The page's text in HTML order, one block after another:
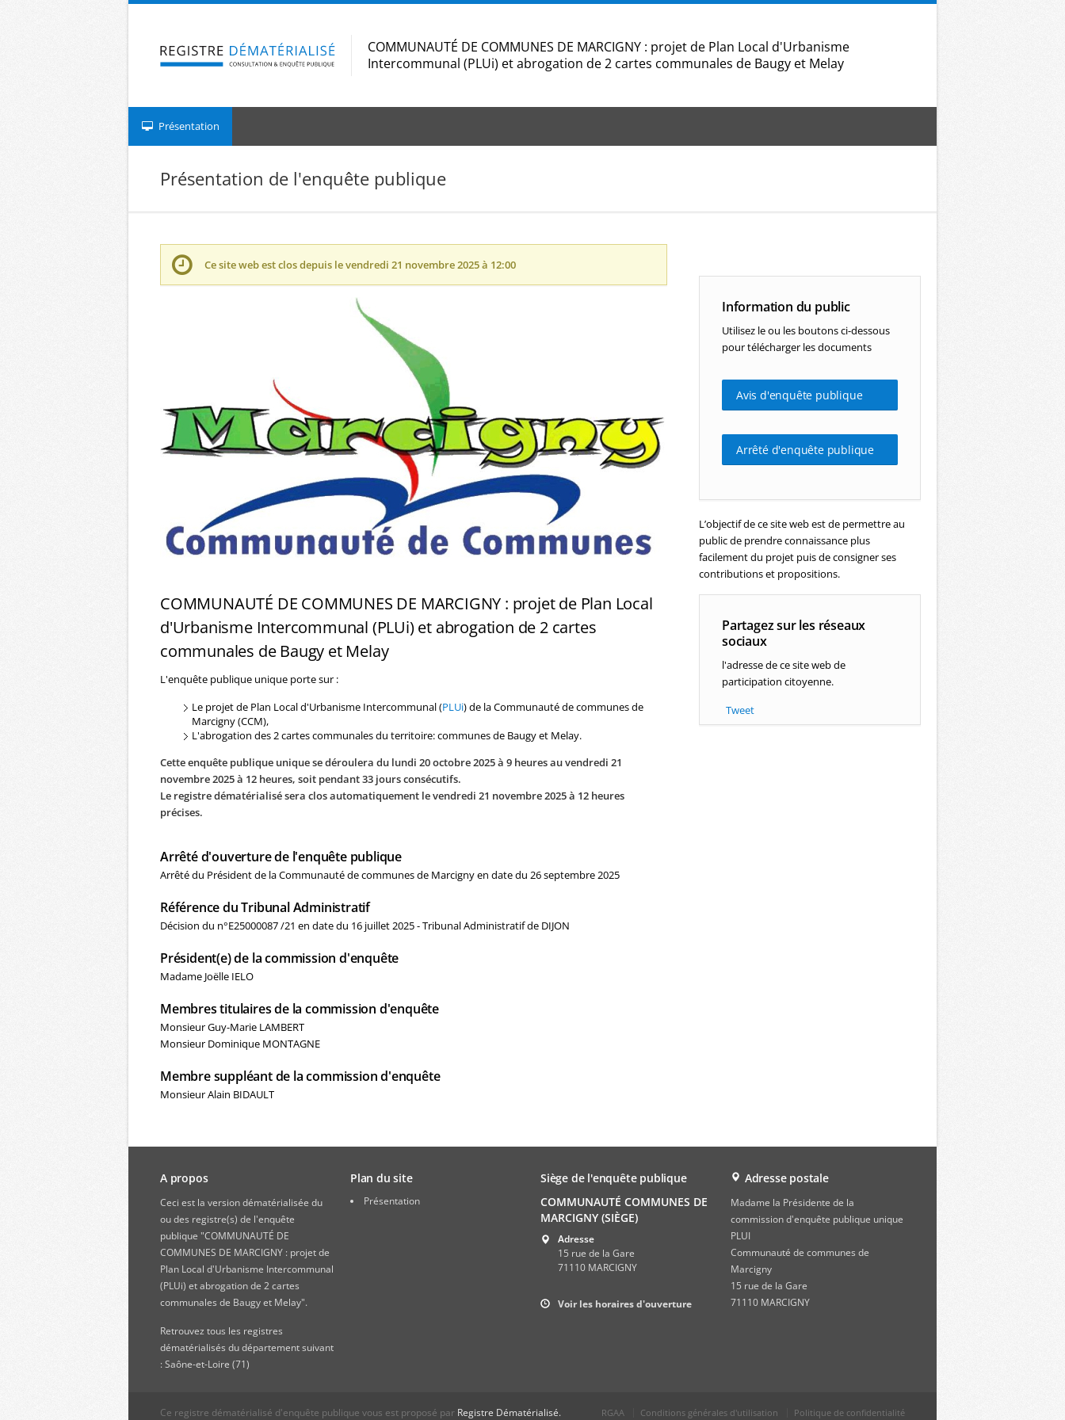
Aller au contenu
COMMUNAUTÉ DE COMMUNES DE MARCIGNY : projet de Plan Local d'Urbanisme
Intercommunal (PLUi) et abrogation de 2 cartes communales de Baugy et Melay
Présentation
Présentation de l'enquête publique
Ce site web est clos depuis levendredi 21 novembre 2025 à 12:00
COMMUNAUTÉ DE COMMUNES DE MARCIGNY : projet de Plan Local
d'Urbanisme Intercommunal (PLUi) et abrogation de 2 cartes
communales de Baugy et Melay
L'enquête publique unique porte sur :
Le projet de Plan Local d'Urbanisme Intercommunal (PLUi) de la Communauté de communes de
Marcigny (CCM),
L'abrogation des 2 cartes communales du territoire: communes de Baugy et Melay.
Cette enquête publique unique se déroulera du lundi 20 octobre 2025 à 9 heures au vendredi 21
novembre 2025 à 12 heures, soit pendant 33 jours consécutifs.
Le registre dématérialisé sera clos automatiquement le vendredi 21 novembre 2025 à 12 heures
précises.
Arrêté d'ouverture de l'enquête publique
Arrêté du Président de la Communauté de communes de Marcigny en date du 26 septembre 2025
Référence du Tribunal Administratif
Décision du n°E25000087 /21 en date du 16 juillet 2025 - Tribunal Administratif de DIJON
Président(e) de la commission d'enquête
Madame Joëlle IELO
Membres titulaires de la commission d'enquête
Monsieur Guy-Marie LAMBERT
Monsieur Dominique MONTAGNE
Membre suppléant de la commission d'enquête
Monsieur Alain BIDAULT
Information du public
Utilisez le ou les boutons ci-dessous
pour télécharger les documents
Avis d'enquête publique
Arrêté d'enquête publique
L’objectif de ce site web est de permettre au
public de prendre connaissance plus
facilement du projet puis de consigner ses
contributions et propositions.
Partagez sur les réseaux
sociaux
l'adresse de ce site web de
participation citoyenne.
Tweet
A propos
Ceci est la version dématérialisée du
ou des registre(s) de l'enquête
publique "COMMUNAUTÉ DE
COMMUNES DE MARCIGNY : projet de
Plan Local d'Urbanisme Intercommunal
(PLUi) et abrogation de 2 cartes
communales de Baugy et Melay".
Retrouvez tous les registres
dématérialisés du département suivant
: Saône-et-Loire (71)
Plan du site
Présentation
Siège de l'enquête publique
COMMUNAUTÉ COMMUNES DE
MARCIGNY (SIÈGE)
Adresse
15 rue de la Gare
71110 MARCIGNY
Voir les horaires d'ouverture
Adresse postale
Madame la Présidente de la
commission d'enquête publique unique
PLUI
Communauté de communes de
Marcigny
15 rue de la Gare
71110 MARCIGNY
Ce registre dématérialisé d'enquête publique vous est proposé par Registre Dématérialisé. RGAA Conditions générales d'utilisation Politique de confidentialité